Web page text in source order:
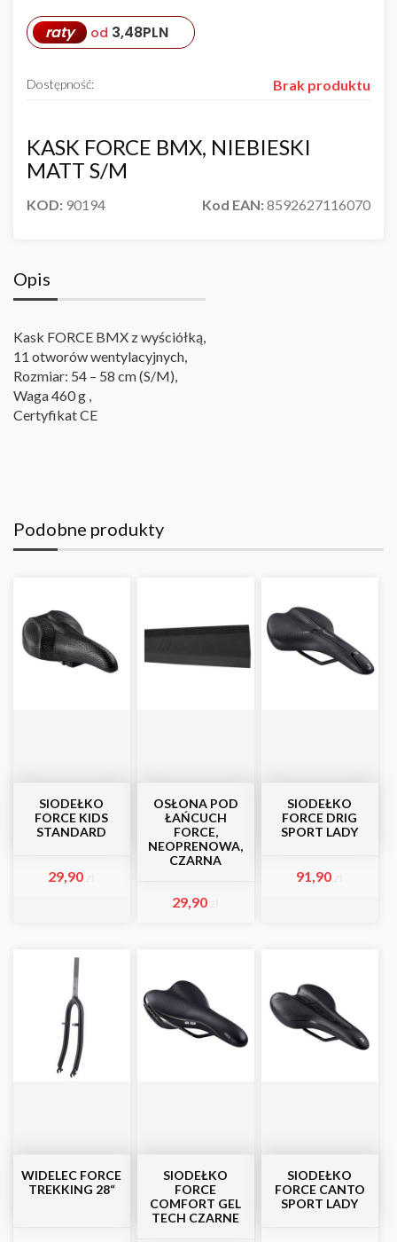
KASK FORCE BMX, NIEBIESKI
MATT S/M
KOD: 90194 Kod EAN:8592627116070
raty od 3,48PLN
Dostępność: Brak produktu
Opis
Kask FORCE BMX z wyściółką,
11 otworów wentylacyjnych,
Rozmiar: 54 – 58 cm (S/M),
Waga 460 g ,
Certyfikat CE
Podobne produkty
SIODEŁKO
FORCE KIDS
STANDARD
29,90
OSŁONA POD
ŁAŃCUCH
FORCE,
NEOPRENOWA,
CZARNA
29,90
SIODEŁKO
FORCE DRIG
SPORT LADY
91,90
WIDELEC FORCE
TREKKING 28“
SIODEŁKO
FORCE
COMFORT GEL
TECH CZARNE
SIODEŁKO
FORCE CANTO
SPORT LADY